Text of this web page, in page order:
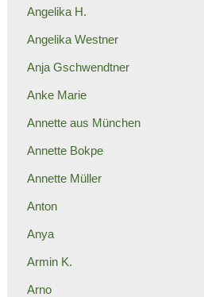
Angelika H.
Angelika Westner
Anja Gschwendtner
Anke Marie
Annette aus München
Annette Bokpe
Annette Müller
Anton
Anya
Armin K.
Arno